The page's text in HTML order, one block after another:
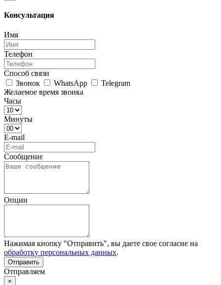
Консультация
Имя
Телефон
Способ связи
Звонок
WhatsApp
Telegram
Желаемое время звонка
Часы
Минуты
E-mail
Сообщение
Опции
Нажимая кнопку "Отправить", вы даете свое согласие на
обработку персональных данных.
Отправляем
×